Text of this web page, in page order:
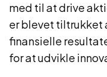
med til at drive
er blevet tiltrukket
finansielle
for at udvikle